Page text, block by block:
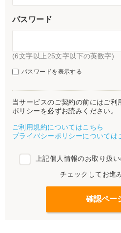
パスワード
(6文字以上25文字以下の英数字)
パスワードを表示する
当サービスのご契約の前にはご利
ポリシーを必ずお読みください。
ご利用規約についてはこちら
プライバシーポリシーについては
上記個人情報のお取り扱
チェックしてお進